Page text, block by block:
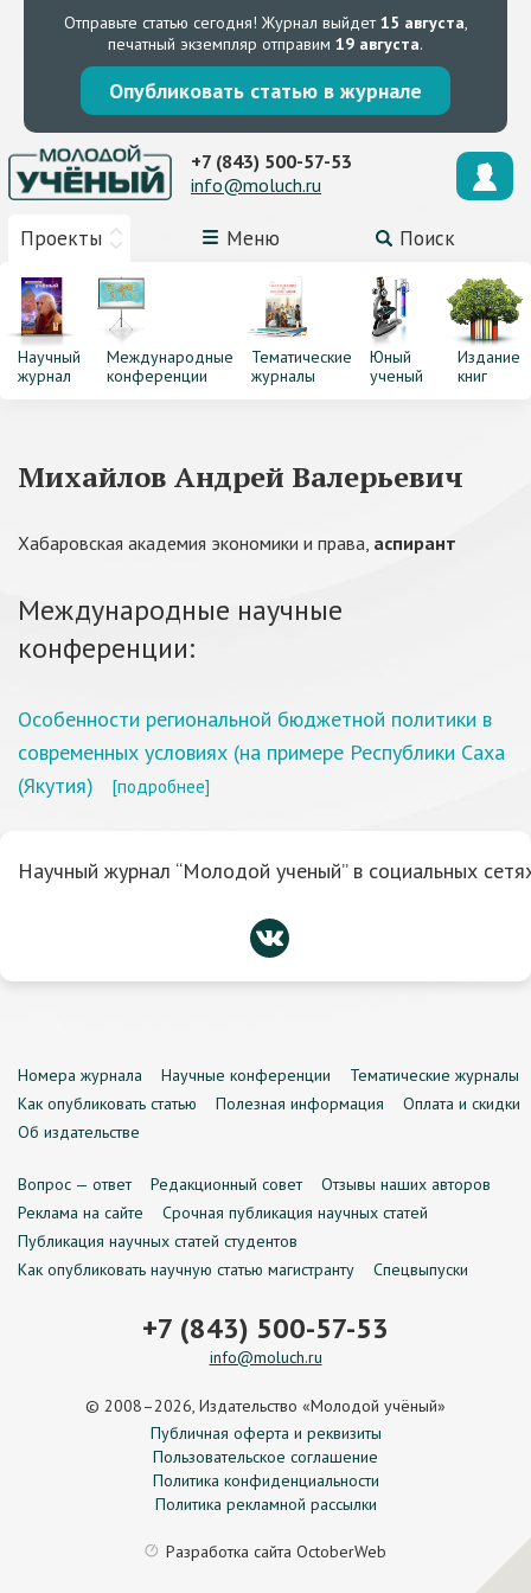
Отправьте статью сегодня! Журнал выйдет15 августа,
печатный экземпляр отправим 19 августа.
Опубликовать статью в журнале
Проекты Меню Поиск
+7 (843) 500-57-53
info@moluch.ru
Научный
журнал
Международные
конференции
Тематические
журналы
Юный
ученый
Издание
книг
Михайлов Андрей Валерьевич
Хабаровская академия экономики и права, аспирант
Международные научные
конференции:
Особенности региональной бюджетной политики в
современных условиях (на примере Республики Саха
(Якутия)
[подробнее]
Научный журнал “Молодой ученый” в социальных
Номера журнала Научные конференции
Тематические журналы
Как опубликовать статью
Полезная информация
Оплата и скидки
Об издательстве
Вопрос — ответ Редакционный совет
Отзывы наших авторов
Реклама на сайте
Срочная публикация научных статей
Публикация научных статей студентов
Как опубликовать научную статью магистранту
Спецвыпуски
+7 (843) 500-57-53
info@moluch.ru
© 2008–2026, Издательство «Молодой учёный»
Публичная оферта и реквизиты
Пользовательское соглашение
Политика конфиденциальности
Политика рекламной рассылки
Разработка сайта OctoberWeb